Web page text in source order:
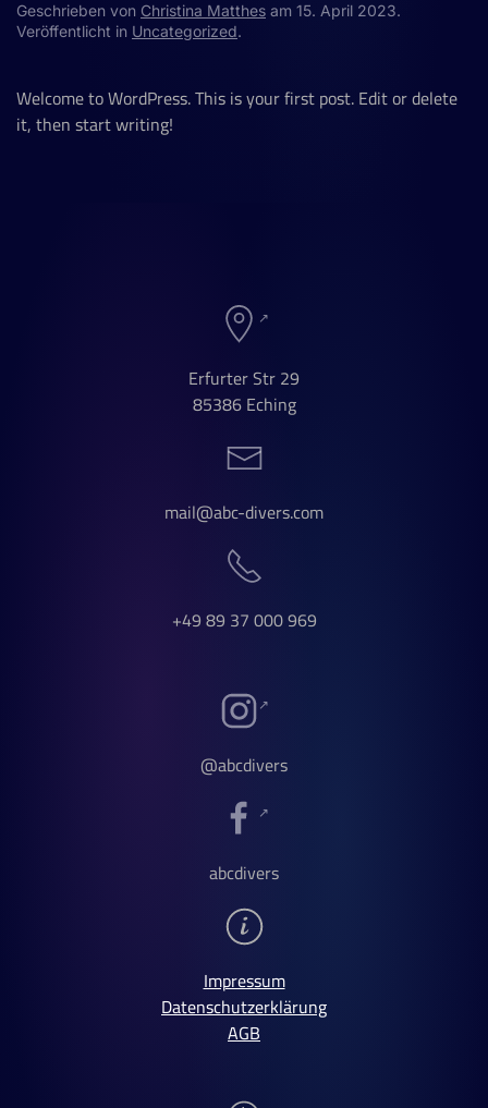
Geschrieben von Christina Matthes am 15. April 2023.
Veröffentlicht in Uncategorized.
Welcome to WordPress. This is your first post. Edit or delete
it, then start writing!
Erfurter Str 29
85386 Eching
mail@abc-divers.com
+49 89 37 000 969
@abcdivers
abcdivers
Impressum
Datenschutzerklärung
AGB